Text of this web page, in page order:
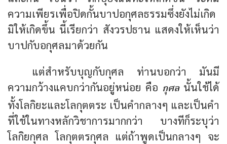
ความเพียรเพื่อปิดกั้นบาปอกุศลธรรมซึ่งยังไม่เกิด
มิให้เกิดขึ้น นี้เรียกว่า สังวรปธาน แสดงให้เห็นว่า
บาปกับอกุศลมาด้วยกัน
แต่สำหรับบุญกับกุศล ท่านบอกว่า มันมี
ความกว้างแคบกว่ากันอยู่หน่อย คือ กุศลนั้นใช้ได้
ทั้งโลกิยะและโลกุตตระ เป็นคำกลางๆ และเป็นคำ
ที่ใช้ในทางหลักวิชาการมากกว่า บางทีก็ระบุว่า
โลกิยกุศล โลกุตตรกุศล แต่ถ้าพูดเป็นกลางๆ จะ